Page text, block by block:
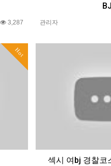
3,287
BJ
관리자
Hot
섹시 여bj 경찰코